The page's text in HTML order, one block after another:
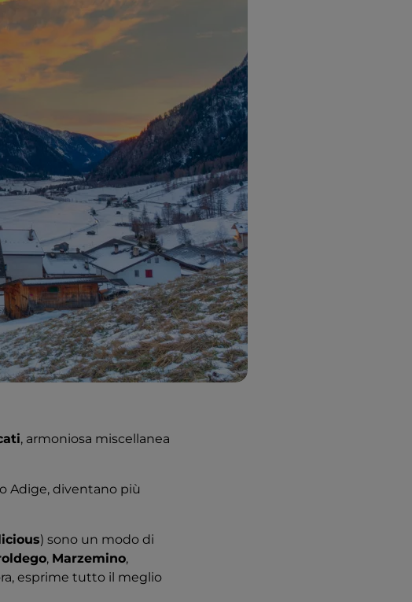
, armoniosa miscellanea
Adige, diventano più
) sono un modo di
, Marzemino,
esprime tutto il meglio